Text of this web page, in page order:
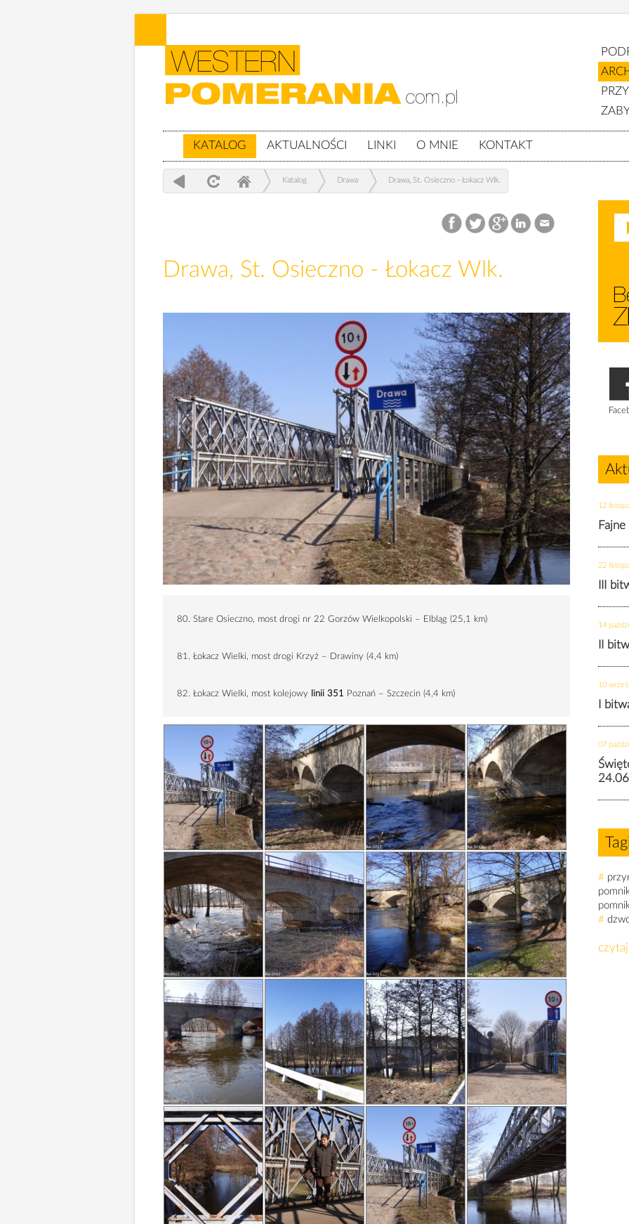
KATALOG AKTUALNOŚCI LINKI O MNIE KONTAKT
Katalog Drawa Drawa, St. Osieczno - Łokacz Wlk.
Drawa, St. Osieczno - Łokacz Wlk.
80. Stare Osieczno, most drogi nr 22 Gorzów Wielkopolski – Elbląg (25,1 km)
81. Łokacz Wielki, most drogi Krzyż – Drawiny (4,4 km)
82. Łokacz Wielki, most kolejowy linii 351 Poznań – Szczecin (4,4 km)
12
Fajne
22
III
14
II
10
I
07
#
#